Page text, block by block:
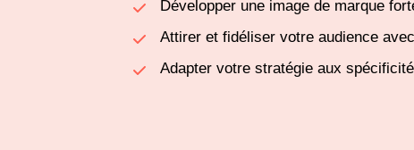
Développer une image de marque
Attirer et fidéliser votre audience
Adapter votre stratégie aux